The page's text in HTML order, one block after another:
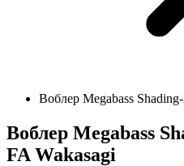
Воблер Megabass
Воблер Megabass
FA Wakasagi